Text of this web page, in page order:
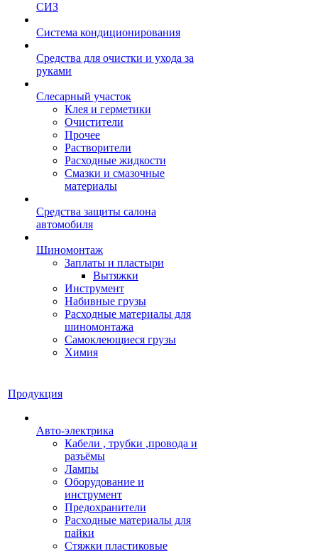
СИЗ
Система кондиционирования
Средства для очистки и ухода за
руками
Слесарный участок
Клея и герметики
Очистители
Прочее
Растворители
Расходные жидкости
Смазки и смазочные
материалы
Средства защиты салона
автомобиля
Шиномонтаж
Заплаты и пластыри
Вытяжки
Инструмент
Набивные грузы
Расходные материалы для
шиномонтажа
Самоклеющиеся грузы
Химия
Продукция
Авто-электрика
Кабели , трубки ,провода и
разъёмы
Лампы
Оборудование и
инструмент
Предохранители
Расходные материалы для
пайки
Стяжки пластиковые